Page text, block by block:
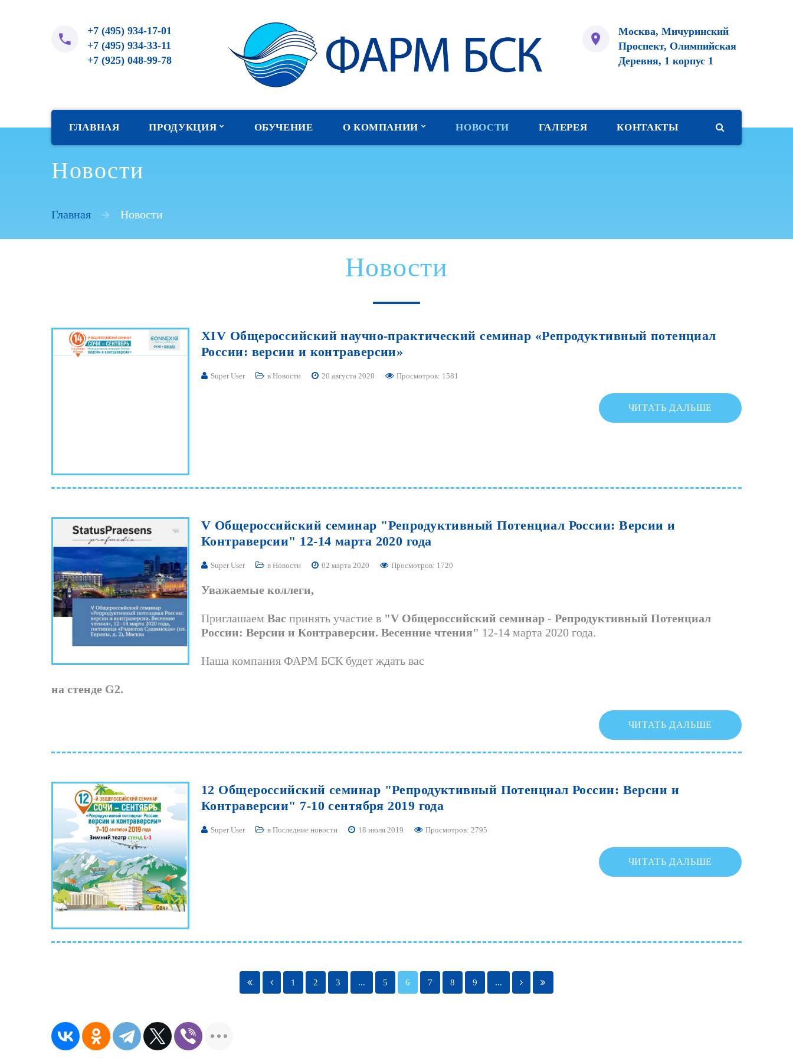
+7 (495) 934-17-01
+7 (495) 934-33-11
+7 (925) 048-99-78
Москва, Мичуринский
Проспект, Олимпийская
Деревня, 1 корпус 1
ГЛАВНАЯ ПРОДУКЦИЯ
Иглы и канюли BSK
Иглы и мультиинъекторы
Мезорам
инструментарий
(гинекология)
ОБУЧЕНИЕ О КОМПАНИИ НОВОСТИ ГАЛЕРЕЯ КОНТАКТЫ
Новости
Главная Новости
Новости
XIV Общероссийский научно-практический семинар «Репродуктивный потенциал
России: версии и контраверсии»
Super User в Новости 20 августа 2020 Просмотров: 1581
ЧИТАТЬ ДАЛЬШЕ
V Общероссийский семинар "Репродуктивный Потенциал России: Версии и
Контраверсии" 12-14 марта 2020 года
Super User в Новости 02 марта 2020 Просмотров: 1720
Уважаемые коллеги,
Приглашаем Вас принять участие в "V Общероссийский семинар - Репродуктивный Потенциал
России: Версии и Контраверсии. Весенние чтения" 12-14 марта 2020 года.
Наша компания ФАРМ БСК будет ждать вас
на стенде G2.
ЧИТАТЬ ДАЛЬШЕ
12 Общероссийский семинар "Репродуктивный Потенциал России: Версии и
Контраверсии" 7-10 сентября 2019 года
Super User в Последние новости 18 июля 2019 Просмотров: 2795
ЧИТАТЬ ДАЛЬШЕ
1 2 3 ... 5 6 7 8 9 ...